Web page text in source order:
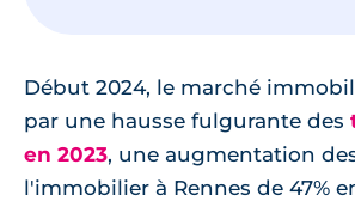
Début 2024, le marché
par une hausse fulgurante des
en 2023, une augmentation
l'immobilier à Rennes de 47%